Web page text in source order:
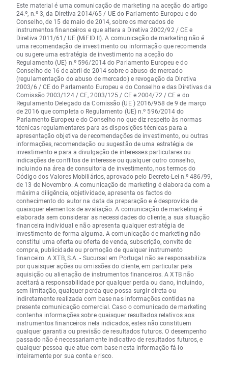
Este material é uma comunicação de marketing na aceção do artigo
24.º, n.º 3, da Diretiva 2014/65 / UE do Parlamento Europeu e do
Conselho, de 15 de maio de 2014, sobre os mercados de
instrumentos financeiros e que altera a Diretiva 2002/92 / CE e
Diretiva 2011/61/ UE (MiFID II). A comunicação de marketing não é
uma recomendação de investimento ou informação que recomenda
ou sugere uma estratégia de investimento na aceção do
Regulamento (UE) n.º 596/2014 do Parlamento Europeu e do
Conselho de 16 de abril de 2014 sobre o abuso de mercado
(regulamentação do abuso de mercado) e revogação da Diretiva
2003/6 / CE do Parlamento Europeu e do Conselho e das Diretivas da
Comissão 2003/124 / CE, 2003/125 / CE e 2004/72 / CE e do
Regulamento Delegado da Comissão (UE ) 2016/958 de 9 de março
de 2016 que completa o Regulamento (UE) n.º 596/2014 do
Parlamento Europeu e do Conselho no que diz respeito às normas
técnicas regulamentares para as disposições técnicas para a
apresentação objetiva de recomendações de investimento, ou outras
informações, recomendação ou sugestão de uma estratégia de
investimento e para a divulgação de interesses particulares ou
indicações de conflitos de interesse ou qualquer outro conselho,
incluindo na área de consultoria de investimento, nos termos do
Código dos Valores Mobiliários, aprovado pelo Decreto-Lei n.º 486/99,
de 13 de Novembro. A comunicação de marketing é elaborada com a
máxima diligência, objetividade, apresenta os factos do
conhecimento do autor na data da preparação e é desprovida de
quaisquer elementos de avaliação. A comunicação de marketing é
elaborada sem considerar as necessidades do cliente, a sua situação
financeira individual e não apresenta qualquer estratégia de
investimento de forma alguma. A comunicação de marketing não
constitui uma oferta ou oferta de venda, subscrição, convite de
compra, publicidade ou promoção de qualquer instrumento
financeiro. A XTB, S.A. - Sucursal em Portugal não se responsabiliza
por quaisquer ações ou omissões do cliente, em particular pela
aquisição ou alienação de instrumentos financeiros. A XTB não
aceitará a responsabilidade por qualquer perda ou dano, incluindo,
sem limitação, qualquer perda que possa surgir direta ou
indiretamente realizada com base nas informações contidas na
presente comunicação comercial. Caso o comunicado de marketing
contenha informações sobre quaisquer resultados relativos aos
instrumentos financeiros nela indicados, estes não constituem
qualquer garantia ou previsão de resultados futuros. O desempenho
passado não é necessariamente indicativo de resultados futuros, e
qualquer pessoa que atue com base nesta informação fá-lo
inteiramente por sua conta e risco.